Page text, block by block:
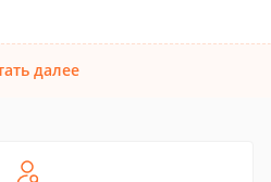
далее